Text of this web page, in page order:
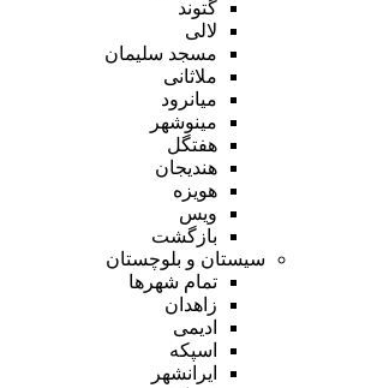
گتوند
لالی
مسجد سلیمان
ملاثانی
میانرود
مینوشهر
هفتگل
هندیجان
هویزه
ویس
بازگشت
سیستان و بلوچستان
تمام شهر‌ها
زاهدان
ادیمی
اسپکه
ایرانشهر